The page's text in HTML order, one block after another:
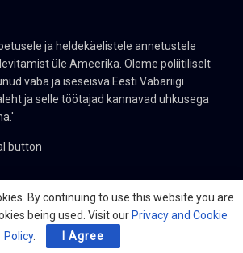
ja heldekäelistele annetustele
üle Ameerika. Oleme poliitiliselt
vaba ja iseseisva Eesti Vabariigi
ja selle töötajad kannavad uhkusega
Estonian-American Publishers, Inc. All Rights
By continuing to use this website you are
being used. Visit our Privacy and Cookie
Policy. I Agree